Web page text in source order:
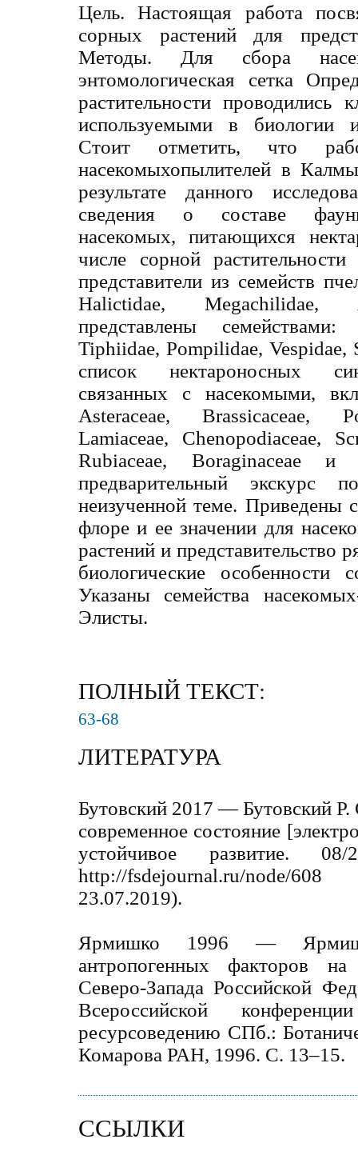
Цель. Настоящая работа
сорных растений для
Методы. Для сбора
энтомологическая сетка
растительности проводились
используемыми в биологии
Стоит отметить, что
насекомыхопылителей в
результате данного
сведения о составе
насекомых, питающихся
числе сорной
представители из семейств
Halictidae, Megachilidae,
представлены
Tiphiidae, Pompilidae, Vespidae,
список нектароносных
связанных с насекомыми,
Asteraceae, Brassicaceae,
Lamiaceae, Chenopodiaceae,
Rubiaceae, Boraginaceae
предварительный экскурс
неизученной теме. Приведены
флоре и ее значении для
растений и представительство
биологические особенности
Указаны семейства
Элисты.
ПОЛНЫЙ ТЕКСТ:
63-68
ЛИТЕРАТУРА
Бутовский 2017 — Бутовский
современное состояние
устойчивое развитие.
http://fsdejournal.ru/node/
23.07.2019).
Ярмишко 1996 —
антропогенных факторов на
Северо-Запада Российской
Всероссийской
ресурсоведению СПб.:
Комарова РАН, 1996. С. 13–15.
ССЫЛКИ